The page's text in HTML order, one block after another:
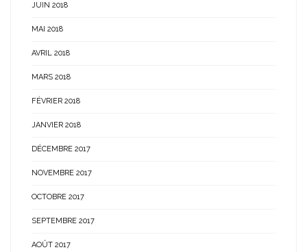
JUIN 2018
MAI 2018
AVRIL 2018
MARS 2018
FÉVRIER 2018
JANVIER 2018
DÉCEMBRE 2017
NOVEMBRE 2017
OCTOBRE 2017
SEPTEMBRE 2017
AOÛT 2017